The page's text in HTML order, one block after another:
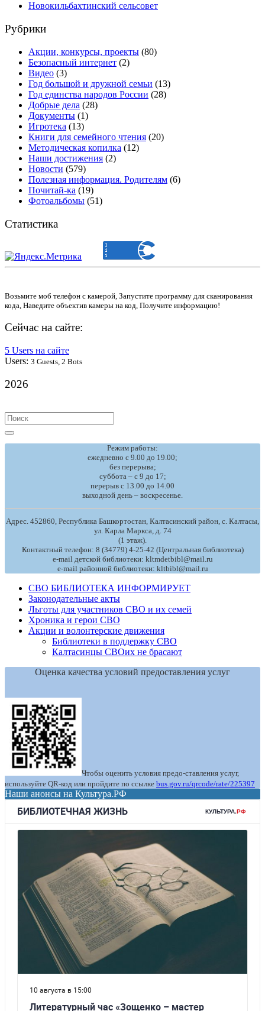
Новокильбахтинский сельсовет
Рубрики
Акции, конкурсы, проекты (80)
Безопасный интернет (2)
Видео (3)
Год большой и дружной семьи (13)
Год единства народов России (28)
Добрые дела (28)
Документы (1)
Игротека (13)
Книги для семейного чтения (20)
Методическая копилка (12)
Наши достижения (2)
Новости (579)
Полезная информация. Родителям (6)
Почитай-ка (19)
Фотоальбомы (51)
Статистика
Возьмите моб телефон с камерой, Запустите программу для сканирования
кода, Наведите объектив камеры на код, Получите информацию!
Сейчас на сайте:
5 Users на сайте
Users: 3 Guests, 2 Bots
2026
Search
for:
Режим работы:
ежедневно с 9.00 до 19.00;
без перерыва;
суббота – с 9 до 17;
перерыв с 13.00 до 14.00
выходной день – воскресенье.
Адрес. 452860, Республика Башкортостан, Калтасинский район, с. Калтасы,
ул. Карла Маркса, д. 74
(1 этаж).
Контактный телефон: 8 (34779) 4-25-42 (Центральная библиотека)
e-mail детской библиотеки: kltmdetbibl@mail.ru
e-mail районной библиотеки: kltbibl@mail.ru
СВО БИБЛИОТЕКА ИНФОРМИРУЕТ
Законодательные акты
Льготы для участников СВО и их семей
Хроника и герои СВО
Акции и волонтерские движения
Библиотеки в поддержку СВО
Калтасинцы СВОих не брасают
Оценка качества условий предоставления услуг
Чтобы оценить условия предо-ставления услуг,
используйте QR-код или пройдите по ссылке bus.gov.ru/qrcode/rate/225397
Наши анонсы на Культура.РФ